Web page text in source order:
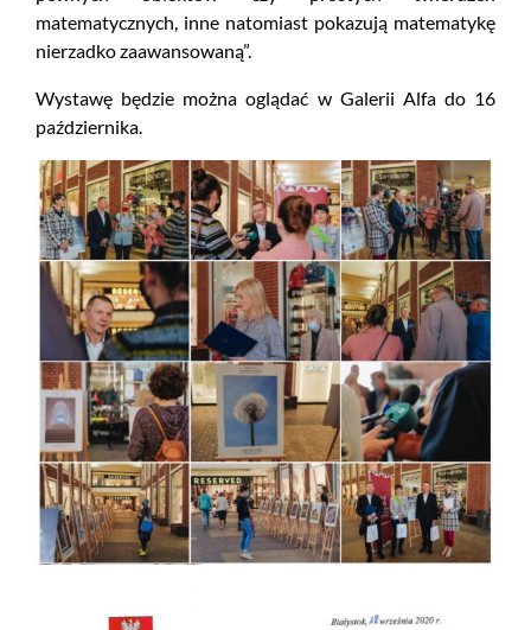
matematycznych, inne natomiast pokazują matematykę
nierzadko zaawansowaną”.
Wystawę będzie można oglądać w Galerii Alfa do 16
października.